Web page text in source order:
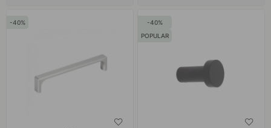
40
40
POPULAR